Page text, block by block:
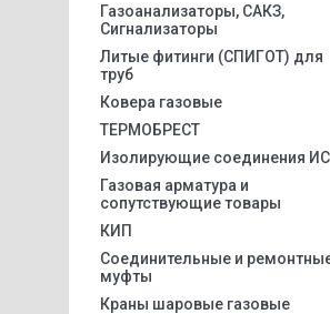
Газоанализаторы, САКЗ,
Сигнализаторы
Литые фитинги (СПИГОТ) для
труб
Ковера газовые
ТЕРМОБРЕСТ
Изолирующие соединения ИС
Газовая арматура и
сопутствующие товары
КИП
Соединительные и
муфты
Краны шаровые газовые